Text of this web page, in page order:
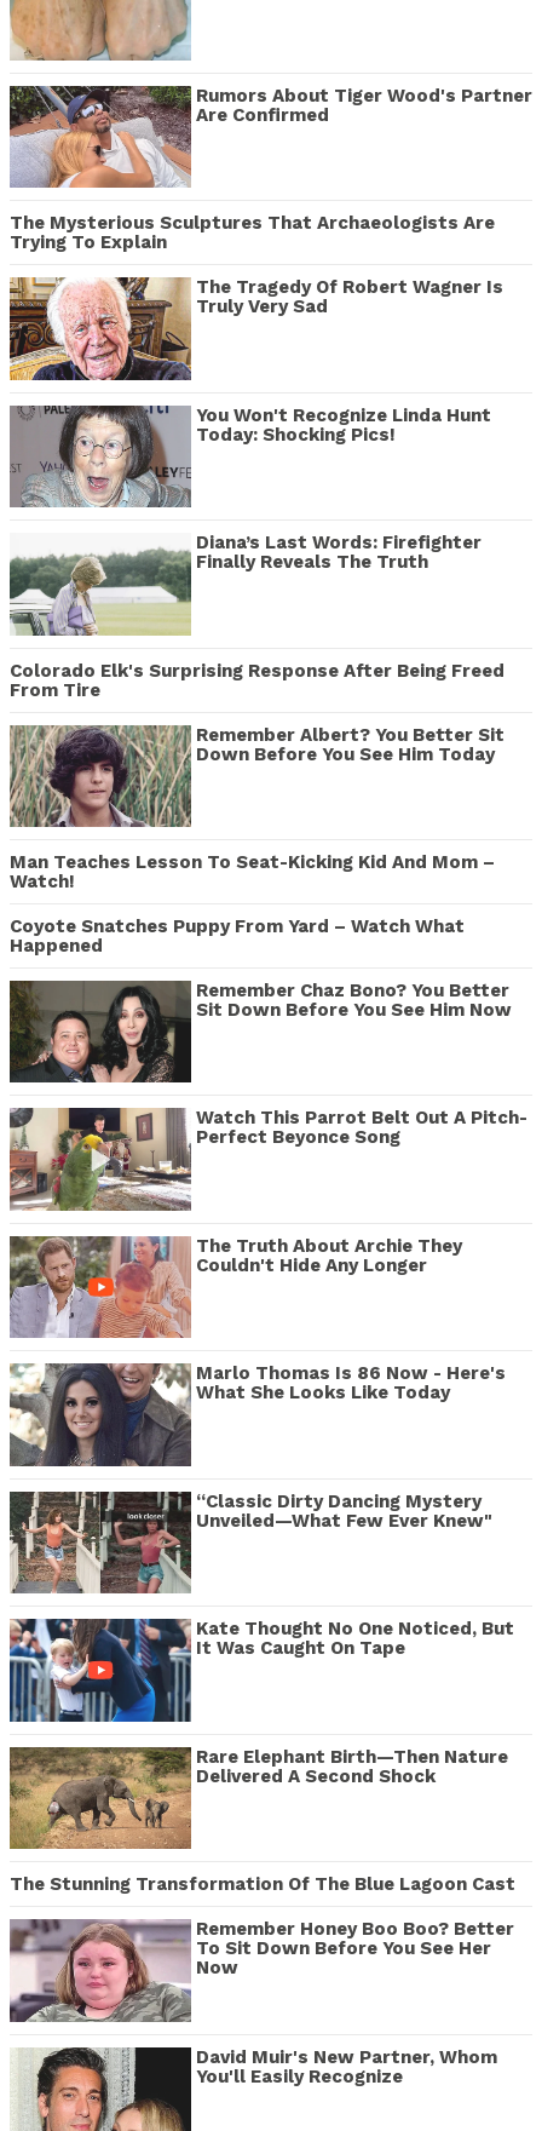
Rumors About Tiger Wood's Partner
Are Confirmed
The Mysterious Sculptures That Archaeologists Are
Trying To Explain
The Tragedy Of Robert Wagner Is
Truly Very Sad
You Won't Recognize Linda Hunt
Today: Shocking Pics!
Diana’s Last Words: Firefighter
Finally Reveals The Truth
Colorado Elk's Surprising Response After Being Freed
From Tire
Remember Albert? You Better Sit
Down Before You See Him Today
Man Teaches Lesson To Seat-Kicking Kid And Mom –
Watch!
Coyote Snatches Puppy From Yard – Watch What
Happened
Remember Chaz Bono? You Better
Sit Down Before You See Him Now
Watch This Parrot Belt Out A Pitch-
Perfect Beyonce Song
The Truth About Archie They
Couldn't Hide Any Longer
Marlo Thomas Is 86 Now - Here's
What She Looks Like Today
“Classic Dirty Dancing Mystery
Unveiled—What Few Ever Knew"
Kate Thought No One Noticed, But
It Was Caught On Tape
Rare Elephant Birth—Then Nature
Delivered A Second Shock
The Stunning Transformation Of The Blue Lagoon Cast
Remember Honey Boo Boo? Better
To Sit Down Before You See Her
Now
David Muir's New Partner, Whom
You'll Easily Recognize